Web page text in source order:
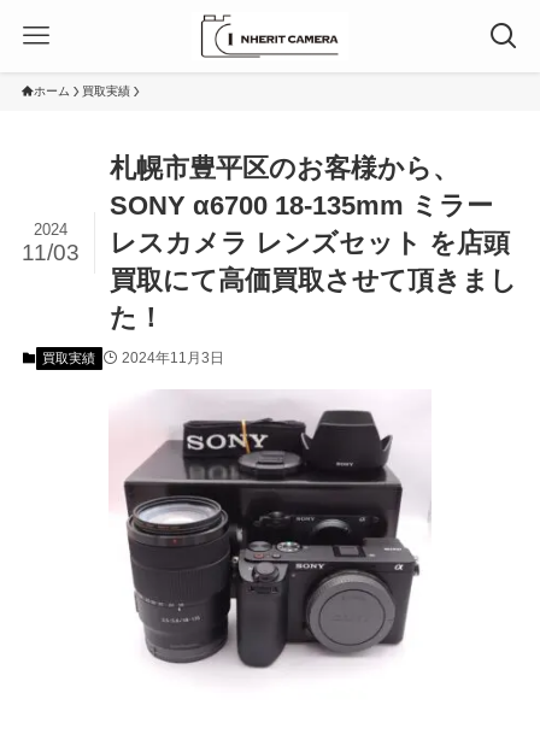
ホーム 買取実績
札幌市豊平区のお客様から、
SONY α6700 18‐135mm ミラー
レスカメラ レンズセット を店頭
買取にて高価買取させて頂きまし
た！
2024
11/03
買取実績 2024年11月3日